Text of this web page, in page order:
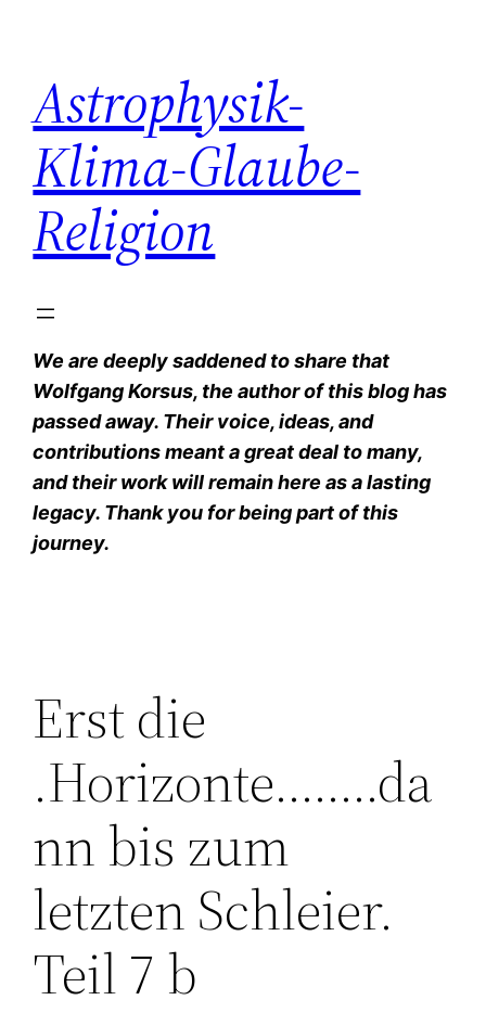
springen
Astrophysik-
Klima-Glaube-
Religion
We are deeply saddened to share that
Wolfgang Korsus, the author of this blog has
passed away. Their voice, ideas, and
contributions meant a great deal to many,
and their work will remain here as a lasting
legacy. Thank you for being part of this
journey.
Erst die
.Horizonte……..da
nn bis zum
letzten Schleier.
Teil 7 b